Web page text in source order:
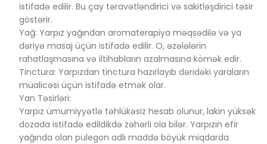
istifadə edilir. Bu çay təravətləndirici və sakitləşdirici təsir
göstərir.
Yağ: Yarpız yağından aromaterapiya məqsədilə və ya
dəriyə masaj üçün istifadə edilir. O, əzələlərin
rahatlaşmasına və iltihabların azalmasına kömək edir.
Tinctura: Yarpızdan tinctura hazırlayıb dəridəki yaraların
müalicəsi üçün istifadə etmək olar.
Yan Təsirləri:
Yarpız ümumiyyətlə təhlükəsiz hesab olunur, lakin yüksək
dozada istifadə edildikdə zəhərli ola bilər. Yarpızın efir
yağında olan pulegon adlı maddə böyük miqdarda